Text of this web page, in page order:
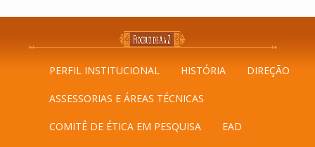
PERFIL INSTITUCIONAL HISTÓRIA DIREÇÃO
ASSESSORIAS E ÁREAS TÉCNICAS
COMITÊ DE ÉTICA EM PESQUISA EAD